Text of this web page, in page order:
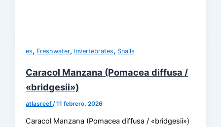
es, Freshwater, Invertebrates, Snails
Caracol Manzana (Pomacea diffusa /
«bridgesii»)
atlasreef /11 febrero, 2026
Caracol Manzana (Pomacea diffusa / «bridgesii»)